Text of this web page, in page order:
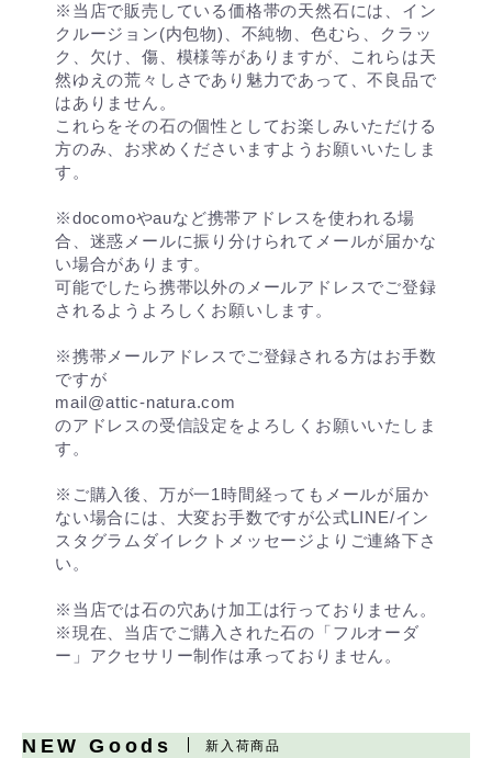
※当店で販売している価格帯の天然石には、イン
クルージョン(内包物)、不純物、色むら、クラッ
ク、欠け、傷、模様等がありますが、これらは天
然ゆえの荒々しさであり魅力であって、不良品で
はありません。
これらをその石の個性としてお楽しみいただける
方のみ、お求めくださいますようお願いいたしま
す。
※docomoやauなど携帯アドレスを使われる場
合、迷惑メールに振り分けられてメールが届かな
い場合があります。
可能でしたら携帯以外のメールアドレスでご登録
されるようよろしくお願いします。
※携帯メールアドレスでご登録される方はお手数
ですが
mail@attic-natura.com
のアドレスの受信設定をよろしくお願いいたしま
す。
※ご購入後、万が一1時間経ってもメールが届か
ない場合には、大変お手数ですが公式LINE/イン
スタグラムダイレクトメッセージよりご連絡下さ
い。
※当店では石の穴あけ加工は行っておりません。
※現在、当店でご購入された石の「フルオーダ
ー」アクセサリー制作は承っておりません。
NEW Goods 新入荷商品